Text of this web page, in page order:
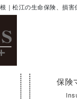
｜松江の生命保険、損
保険